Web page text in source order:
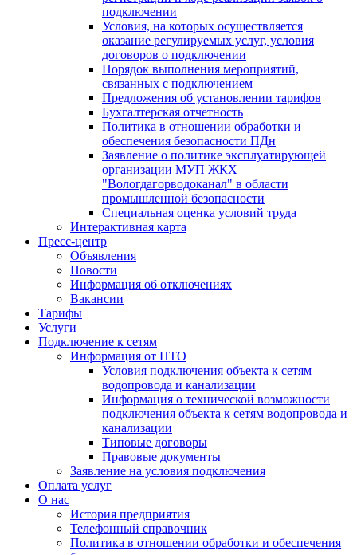
подключении
Условия, на которых осуществляется
оказание регулируемых услуг, условия
договоров о подключении
Порядок выполнения мероприятий,
связанных с подключением
Предложения об установлении тарифов
Бухгалтерская отчетность
Политика в отношении обработки и
обеспечения безопасности ПДн
Заявление о политике эксплуатирующей
организации МУП ЖКХ
"Вологдагорводоканал" в области
промышленной безопасности
Специальная оценка условий труда
Интерактивная карта
Пресс-центр
Объявления
Новости
Информация об отключениях
Вакансии
Тарифы
Услуги
Подключение к сетям
Информация от ПТО
Условия подключения объекта к сетям
водопровода и канализации
Информация о технической возможности
подключения объекта к сетям водопровода и
канализации
Типовые договоры
Правовые документы
Заявление на условия подключения
Оплата услуг
О нас
История предприятия
Телефонный справочник
Политика в отношении обработки и обеспечения